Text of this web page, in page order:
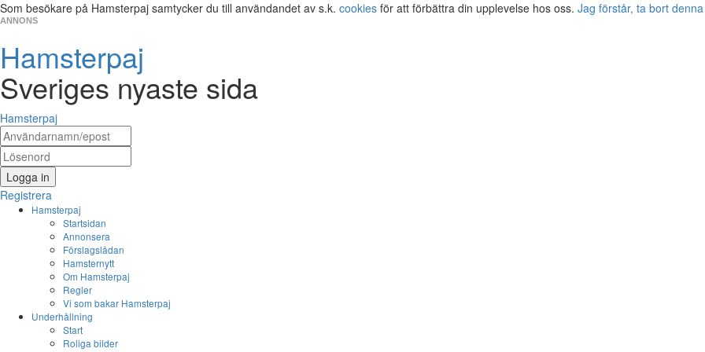
Som besökare på Hamsterpaj samtycker du till användandet av s.k. cookies för att förbättra din upplevelse hos oss. Jag förstår, ta bort
ANNONS
Hamsterpaj
Sveriges nyaste sida
Hamsterpaj
Logga in
Registrera
Hamsterpaj
Startsidan
Annonsera
Förslagslådan
Hamsternytt
Om Hamsterpaj
Regler
Vi som bakar Hamsterpaj
Underhållning
Start
Roliga bilder